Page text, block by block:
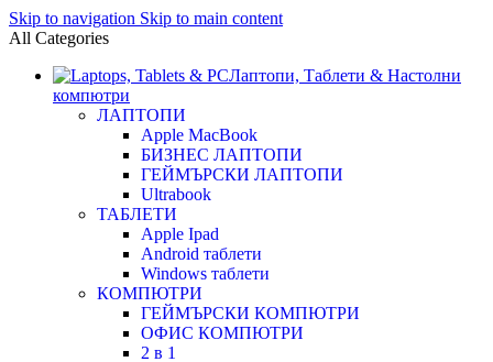
Skip to navigation Skip to main content
All Categories
Лаптопи, Таблети & Настолни
компютри
ЛАПТОПИ
Apple MacBook
БИЗНЕС ЛАПТОПИ
ГЕЙМЪРСКИ ЛАПТОПИ
Ultrabook
ТАБЛЕТИ
Apple Ipad
Android таблети
Windows таблети
КОМПЮТРИ
ГЕЙМЪРСКИ КОМПЮТРИ
ОФИС КОМПЮТРИ
2 в 1